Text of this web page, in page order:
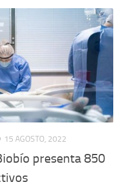
15 AGOSTO, 2022
presenta 850